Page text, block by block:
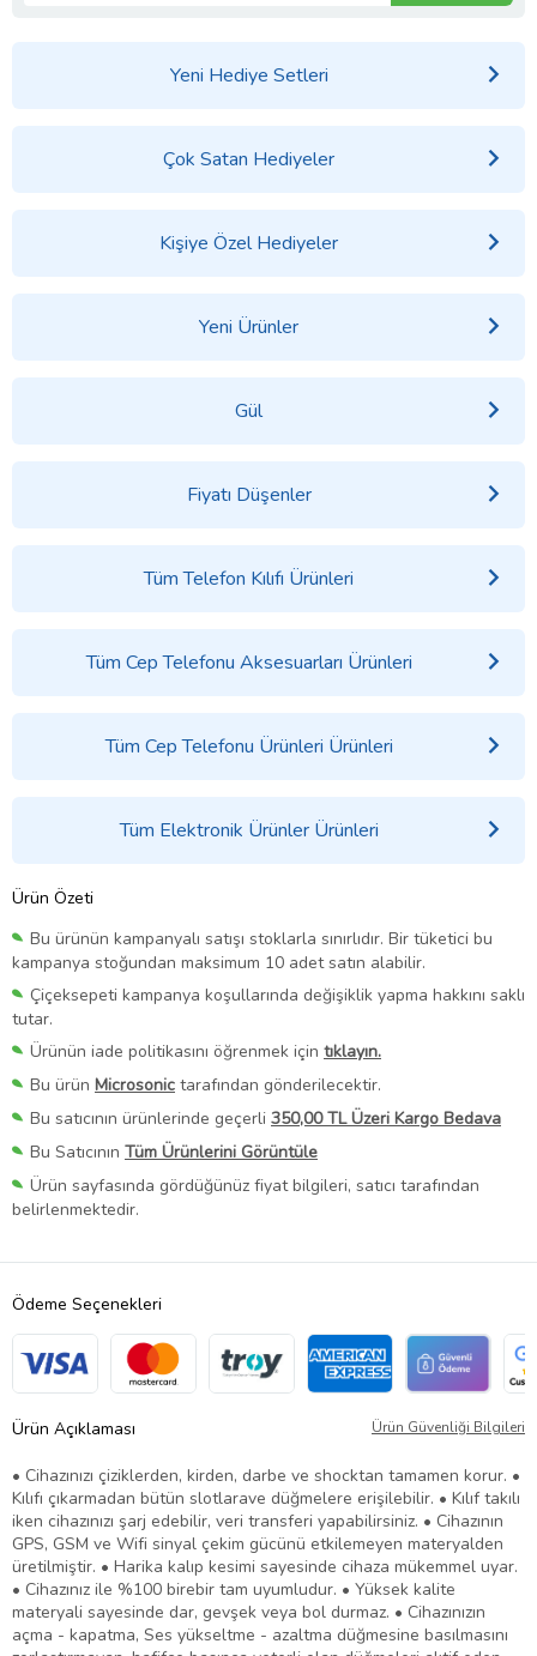
Yeni Hediye Setleri
Çok Satan Hediyeler
Kişiye Özel Hediyeler
Yeni Ürünler
Gül
Fiyatı Düşenler
Tüm Telefon Kılıfı Ürünleri
Tüm Cep Telefonu Aksesuarları Ürünleri
Tüm Cep Telefonu Ürünleri Ürünleri
Tüm Elektronik Ürünler Ürünleri
Ürün Özeti
Bu ürünün kampanyalı satışı stoklarla sınırlıdır. Bir tüketici bu
kampanya stoğundan maksimum 10 adet satın alabilir.
Çiçeksepeti kampanya koşullarında değişiklik yapma hakkını saklı
tutar.
Ürünün iade politikasını öğrenmek için tıklayın.
Bu ürün Microsonic tarafından gönderilecektir.
Bu satıcının ürünlerinde geçerli 350,00 TL Üzeri Kargo Bedava
Bu Satıcının Tüm Ürünlerini Görüntüle
Ürün sayfasında gördüğünüz fiyat bilgileri, satıcı tarafından
belirlenmektedir.
Ödeme Seçenekleri
Ürün Açıklaması Ürün Güvenliği Bilgileri
• Cihazınızı çiziklerden, kirden, darbe ve shocktan tamamen korur. •
Kılıfı çıkarmadan bütün slotlarave düğmelere erişilebilir. • Kılıf takılı
iken cihazınızı şarj edebilir, veri transferi yapabilirsiniz. • Cihazının
GPS, GSM ve Wifi sinyal çekim gücünü etkilemeyen materyalden
üretilmiştir. • Harika kalıp kesimi sayesinde cihaza mükemmel uyar.
• Cihazınız ile %100 birebir tam uyumludur. • Yüksek kalite
materyali sayesinde dar, gevşek veya bol durmaz. • Cihazınızın
açma - kapatma, Ses yükseltme - azaltma düğmesine basılmasını